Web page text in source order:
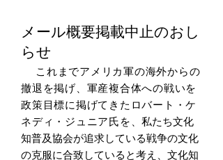
メール概要掲載中止のおし
らせ
これまでアメリカ軍の海外からの
撤退を掲げ、軍産複合体への戦いを
政策目標に掲げてきたロバート・ケ
ネディ・ジュニア氏を、私たち文化
知普及協会が追求している戦争の文化
の克服に合致していると考え、文化知